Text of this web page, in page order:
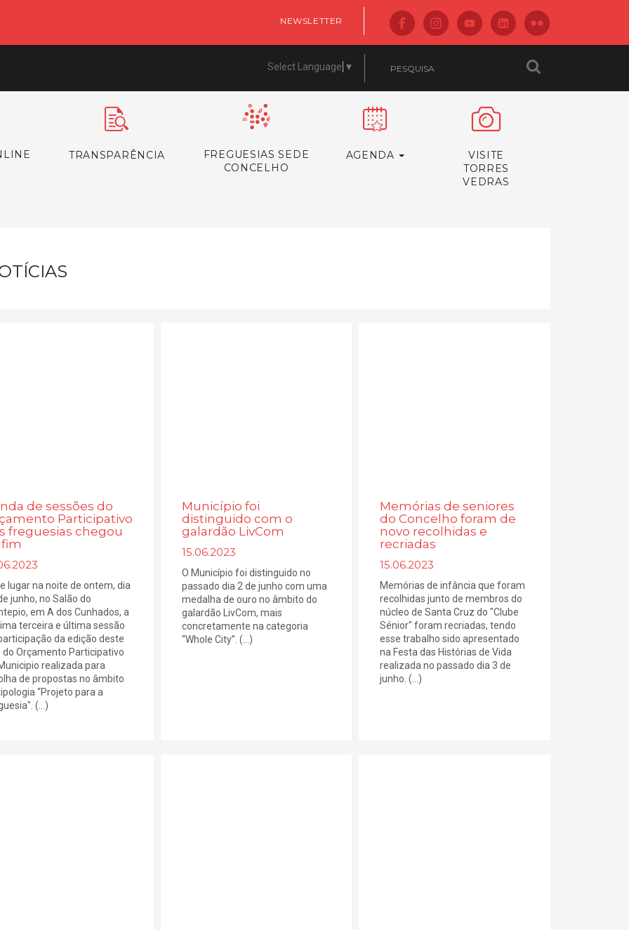
NEWSLETTER
Select Language ▼
TRANSPARÊNCIA
FREGUESIAS SEDE
CONCELHO
AGENDA
VISITE
TORRES
VEDRAS
de sessões do
Participativo
freguesias chegou
lugar na noite de ontem, dia
junho, no Salão do
em A dos Cunhados, a
terceira e última sessão
da edição deste
do Orçamento Participativo
realizada para
de propostas no âmbito
“Projeto para a
(...)
Município foi
distinguido com o
galardão LivCom
15.06.2023
O Município foi distinguido no
passado dia 2 de junho com uma
medalha de ouro no âmbito do
galardão LivCom, mais
concretamente na categoria
“Whole City”. (...)
Memórias de seniores
do Concelho foram de
novo recolhidas e
recriadas
15.06.2023
Memórias de infância que foram
recolhidas junto de membros do
núcleo de Santa Cruz do "Clube
Sénior" foram recriadas, tendo
esse trabalho sido apresentado
na Festa das Histórias de Vida
realizada no passado dia 3 de
junho. (...)